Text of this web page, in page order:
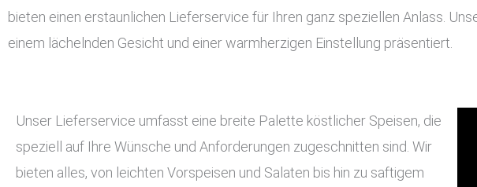
bieten einen erstaunlichen Lieferservice für Ihren ganz speziellen Anlass.
einem lächelnden Gesicht und einer warmherzigen Einstellung präsentiert.
Unser Lieferservice umfasst eine breite Palette köstlicher Speisen, die
speziell auf Ihre Wünsche und Anforderungen zugeschnitten sind. Wir
bieten alles, von leichten Vorspeisen und Salaten bis hin zu saftigem